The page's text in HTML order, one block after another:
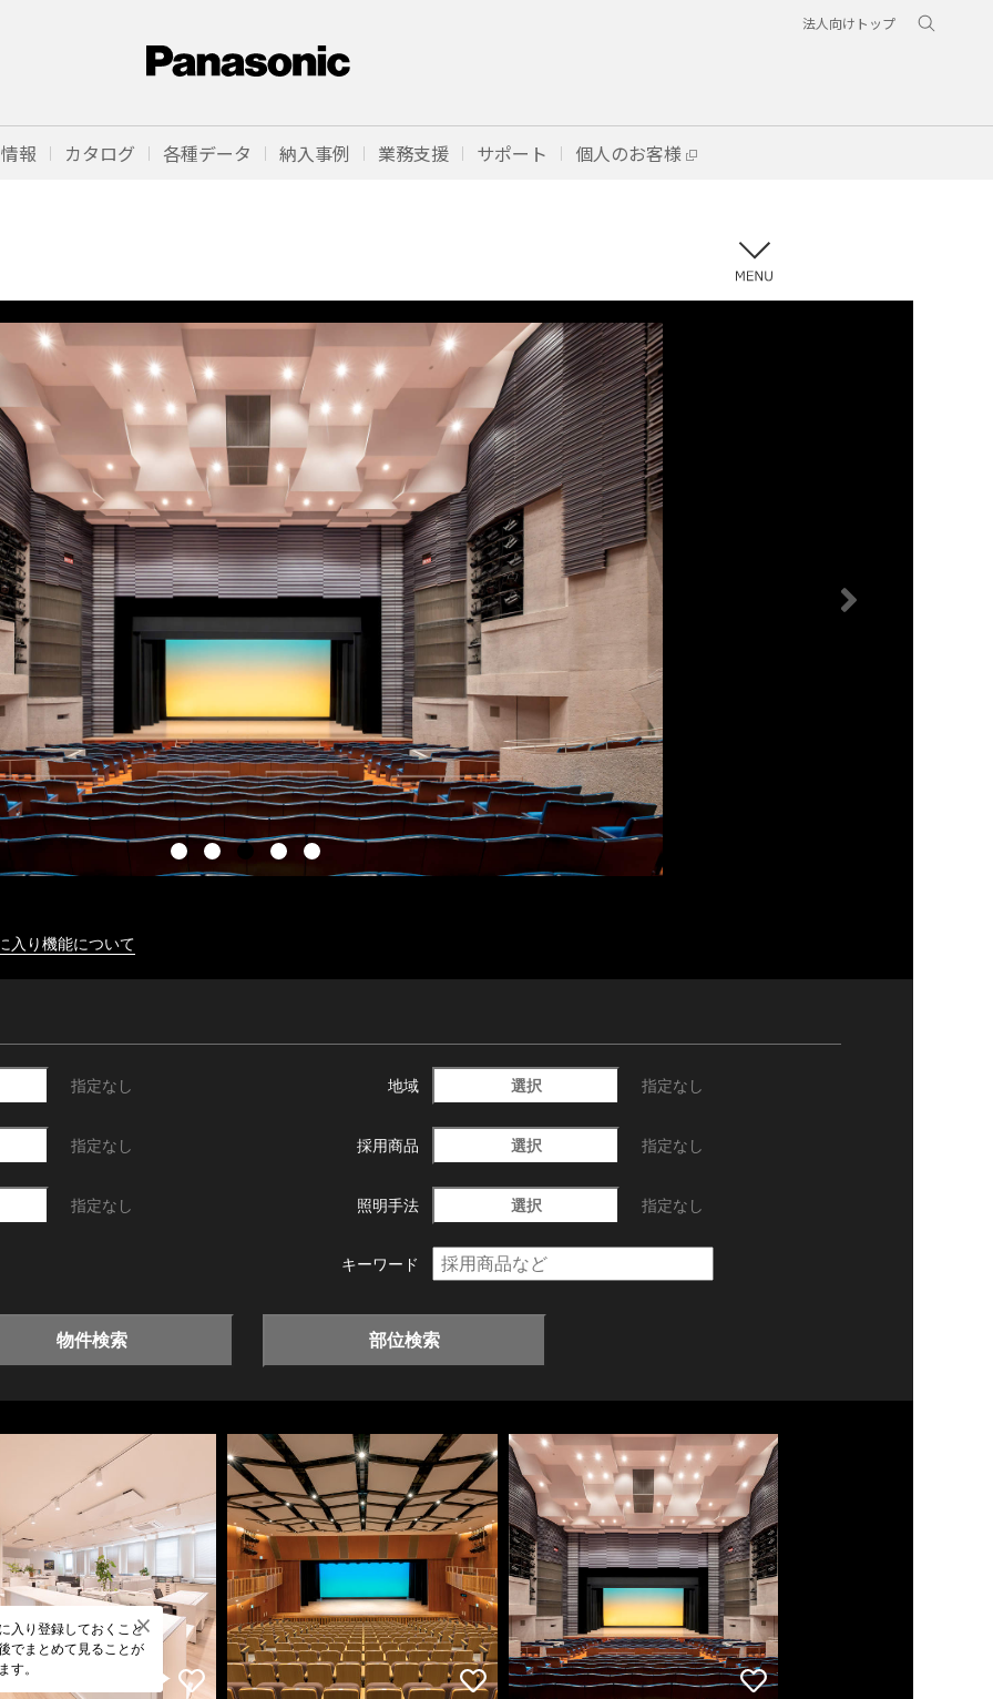
法人向けトップ
報 カタログ 各種データ 納入事例 業務支援 サポート 個人のお客様
入り機能について
指定なし 地域 選択 指定なし
指定なし 採用商品 選択 指定なし
指定なし 照明手法 選択 指定なし
キーワード
物件検索 部位検索
入り登録しておくこと
でまとめて見ることが
す。